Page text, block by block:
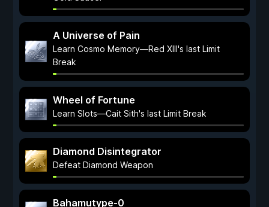
A Universe of Pain
Learn Cosmo Memory—Red XIII's last Limit
Break
Wheel of Fortune
Learn Slots—Cait Sith's last Limit Break
Diamond Disintegrator
Defeat Diamond Weapon
Bahamutype-0